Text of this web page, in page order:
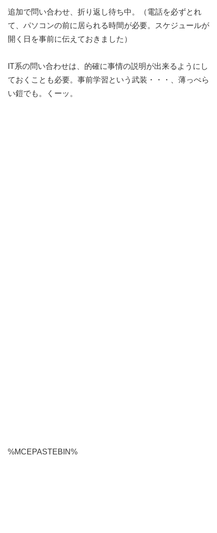
追加で問い合わせ、折り返し待ち中。（電話を必ずとれ
て、パソコンの前に居られる時間が必要。スケジュールが
開く日を事前に伝えておきました）
IT系の問い合わせは、的確に事情の説明が出来るようにし
ておくことも必要。事前学習という武装・・・、薄っぺら
い鎧でも。くーッ。
%MCEPASTEBIN%